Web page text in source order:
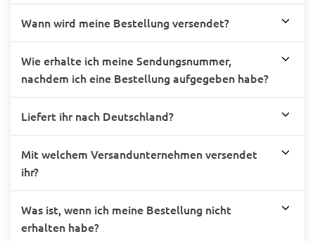
Wann wird meine Bestellung versendet?
Wie erhalte ich meine Sendungsnummer,
nachdem ich eine Bestellung aufgegeben habe?
Liefert ihr nach Deutschland?
Mit welchem Versandunternehmen versendet
ihr?
Was ist, wenn ich meine Bestellung nicht
erhalten habe?